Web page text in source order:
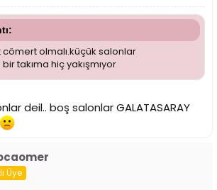
olmalı.küçük salonlar
takıma hiç yakışmıyor
deil.. boş salonlar GALATASARAY
Üye